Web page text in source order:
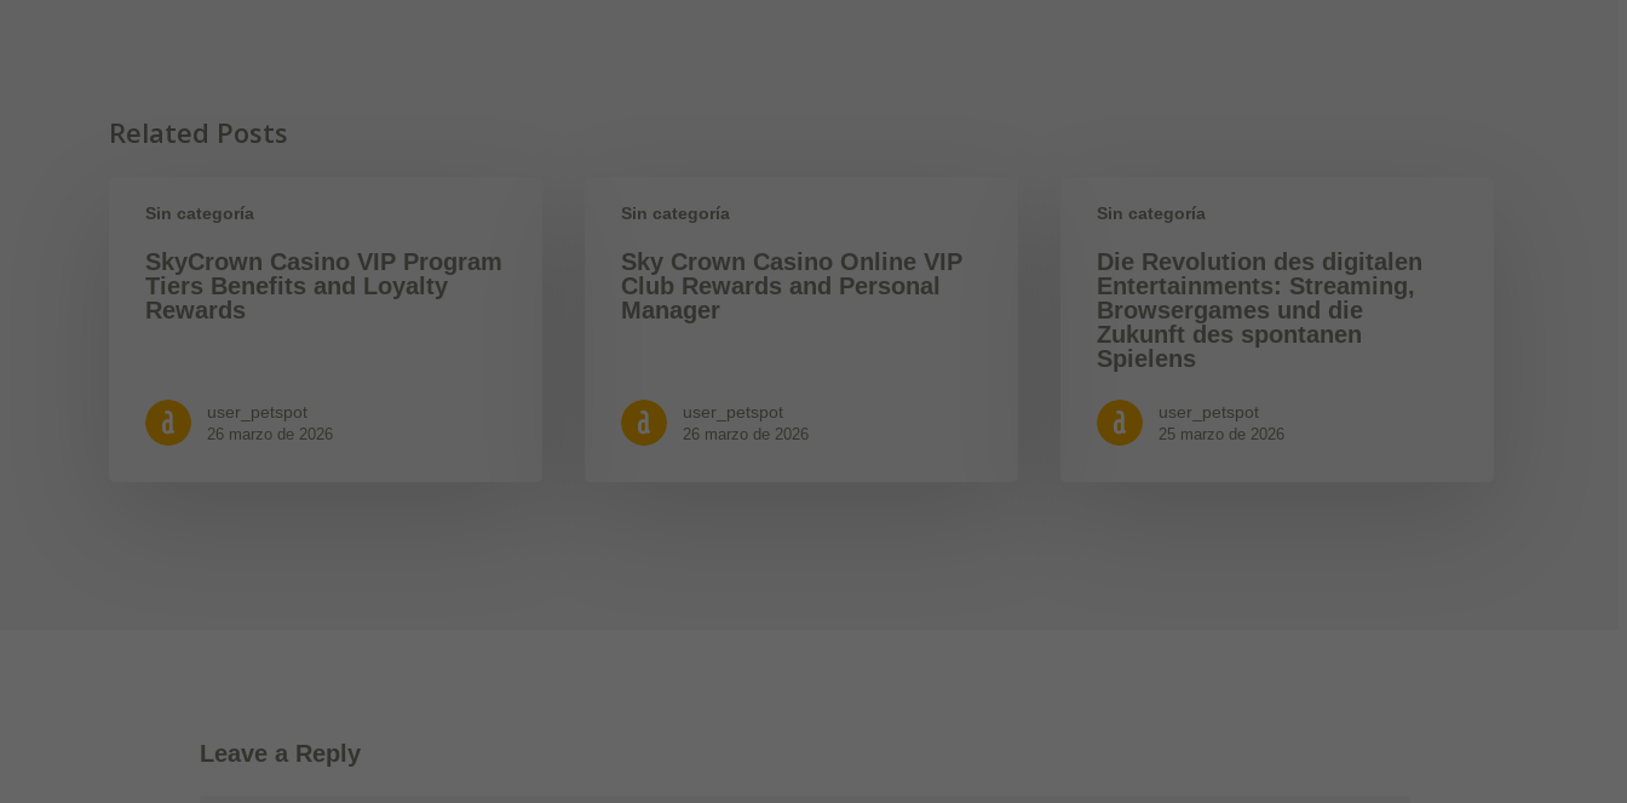
Related Posts
Sin categoría
SkyCrown Casino VIP Program
Tiers Benefits and Loyalty
Rewards
user_petspot
26 marzo de 2026
Sin categoría
Sky Crown Casino Online VIP
Club Rewards and Personal
Manager
user_petspot
26 marzo de 2026
Sin categoría
Die Revolution des digitalen
Entertainments: Streaming,
Browsergames und die
Zukunft des spontanen
Spielens
user_petspot
25 marzo de 2026
Leave a Reply